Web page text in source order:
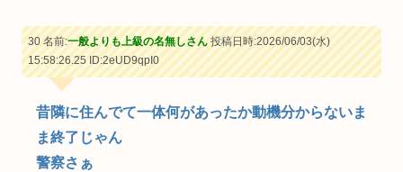
30 名前:一般よりも上級の名無しさん投稿日時:2026/06/03(水)
15:58:26.25ID:2eUD9qpI0
昔隣に住んでて一体何があったか動機分からないま
ま終了じゃん
警察さぁ